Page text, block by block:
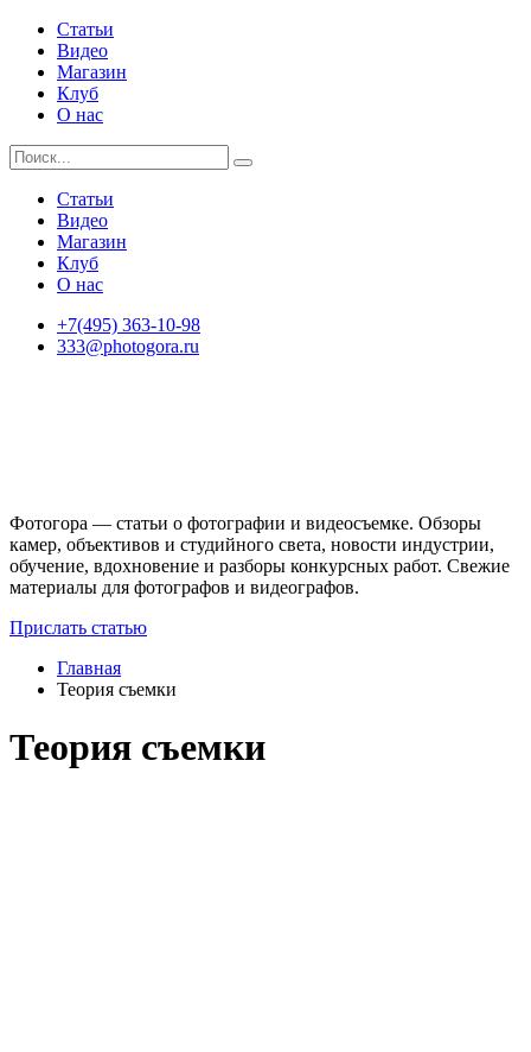
Статьи
Видео
Магазин
Клуб
О нас
Статьи
Видео
Магазин
Клуб
О нас
+7(495) 363-10-98
333@photogora.ru
Фотогора — статьи о фотографии и видеосъемке. Обзоры
камер, объективов и студийного света, новости индустрии,
обучение, вдохновение и разборы конкурсных работ. Свежие
материалы для фотографов и видеографов.
Прислать статью
Главная
Теория съемки
Теория съемки